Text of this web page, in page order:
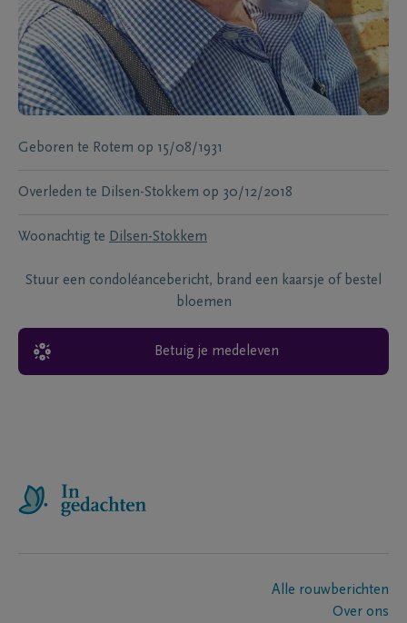
Geboren te Rotem op 15/08/1931
Overleden te Dilsen-Stokkem op 30/12/2018
Woonachtig te Dilsen-Stokkem
Stuur een condoléancebericht, brand een kaarsje of bestel
bloemen
Betuig je medeleven
Alle rouwberichten
Over ons